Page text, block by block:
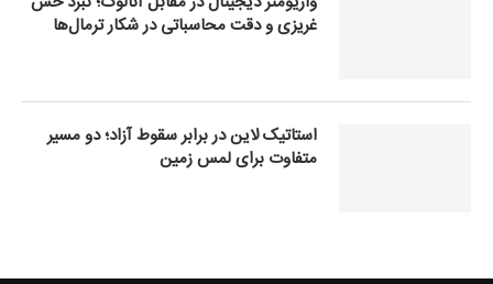
غریزی و دقت محاسباتی در شکار ترمال‌ها
استاتیک لاین در برابر سقوط آزاد؛ دو مسیر
متفاوت برای لمس زمین